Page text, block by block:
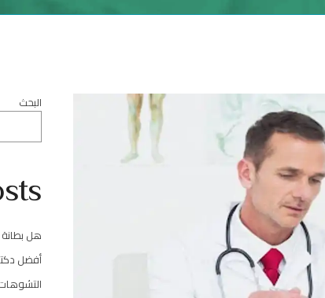
البحث
هل بطانة
أفضل